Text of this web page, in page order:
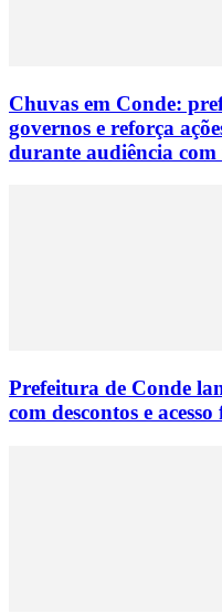
Chuvas em Conde:
governos e reforça
durante audiência
Prefeitura de Conde
com descontos e